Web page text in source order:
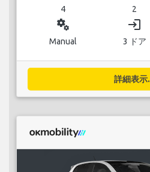
4 2
miscellaneous_services
Manual
login
3 ドア
詳細表示